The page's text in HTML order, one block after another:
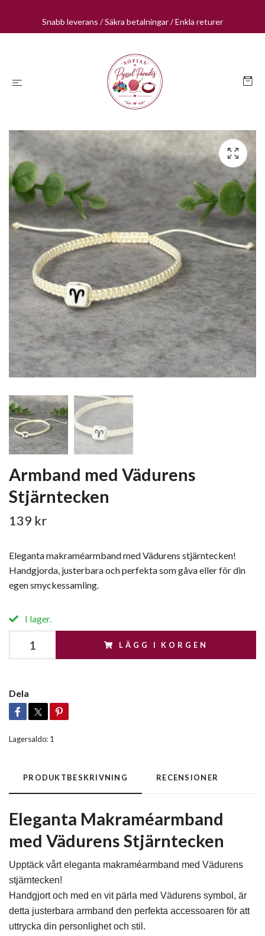
Snabb leverans / Säkra betalningar / Enkla returer
Armband med Vädurens
Stjärntecken
139 kr
Eleganta makraméarmband med Vädurens stjärntecken!
Handgjorda, justerbara och perfekta som gåva eller för din
egen smyckessamling.
I lager.
LÄGG I KORGEN
Dela
Lagersaldo: 1
PRODUKTBESKRIVNING RECENSIONER
Eleganta Makraméarmband
med Vädurens Stjärntecken
Upptäck vårt eleganta makraméarmband med Vädurens
stjärntecken!
Handgjort och med en vit pärla med Vädurens symbol, är
detta justerbara armband den perfekta accessoaren för att
uttrycka din personlighet och stil.